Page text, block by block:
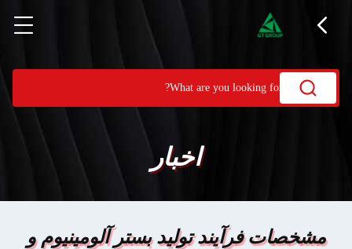
اخبار
مشخصات فرآیند تولید بستر آلومینیوم و